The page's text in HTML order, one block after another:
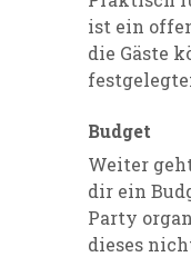
ist ein
die Gäste
Budget
Weiter
dir ein
Party
dieses